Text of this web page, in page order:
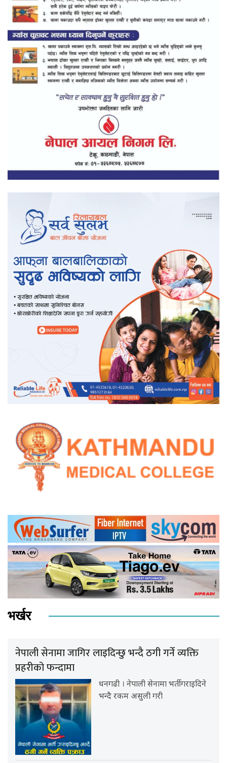
भर्खर
नेपाली सेनामा जागिर लाइदिन्छु भन्दै ठगी गर्ने व्यक्ति
प्रहरीको फन्दामा
धनगढी । नेपाली सेनामा भर्ती गराइदिने
भन्दै रकम असुली गरी